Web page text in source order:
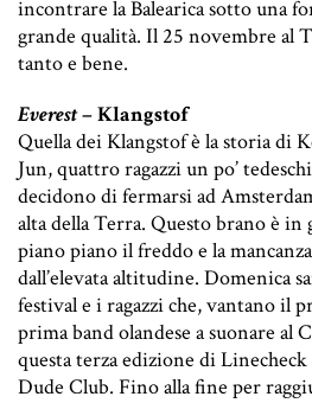
incontrare la Balearica sotto una
grande qualità. Il 25 novembre al
tanto e bene.
Everest– Klangstof
Quella dei Klangstof è la storia di
Jun,quattro ragazzi un po’
decidono di fermarsi ad
alta della Terra. Questo brano è in
piano piano il freddo e la
dall’elevata altitudine. Domenica
festival e i ragazzi che, vantano il
prima band olandese a suonare al
questa terza edizione di
Dude Club. Fino alla fine per